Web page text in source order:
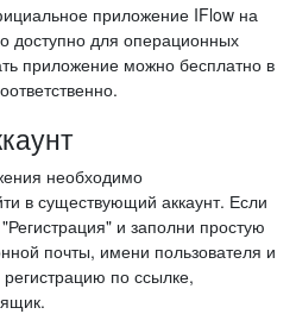
приложение IFlow на
для операционных
приложение можно бесплатно в
необходимо
в существующий аккаунт. Если
и заполни простую
почты, имени пользователя и
по ссылке,